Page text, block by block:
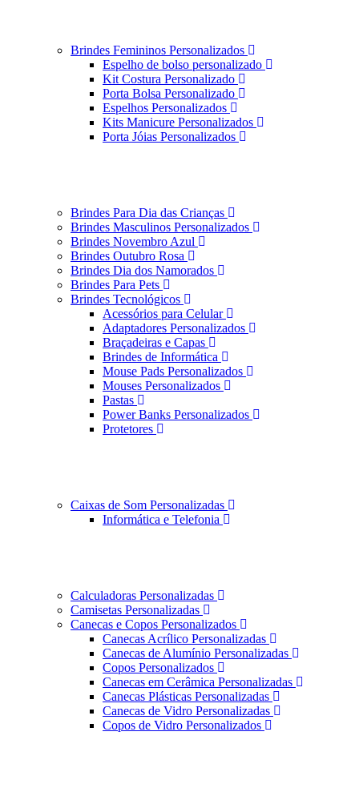
Brindes Femininos Personalizados
Espelho de bolso personalizado
Kit Costura Personalizado
Porta Bolsa Personalizado
Espelhos Personalizados
Kits Manicure Personalizados
Porta Jóias Personalizados
Brindes Para Dia das Crianças
Brindes Masculinos Personalizados
Brindes Novembro Azul
Brindes Outubro Rosa
Brindes Dia dos Namorados
Brindes Para Pets
Brindes Tecnológicos
Acessórios para Celular
Adaptadores Personalizados
Braçadeiras e Capas
Brindes de Informática
Mouse Pads Personalizados
Mouses Personalizados
Pastas
Power Banks Personalizados
Protetores
Caixas de Som Personalizadas
Informática e Telefonia
Calculadoras Personalizadas
Camisetas Personalizadas
Canecas e Copos Personalizados
Canecas Acrílico Personalizadas
Canecas de Alumínio Personalizadas
Copos Personalizados
Canecas em Cerâmica Personalizadas
Canecas Plásticas Personalizadas
Canecas de Vidro Personalizadas
Copos de Vidro Personalizados